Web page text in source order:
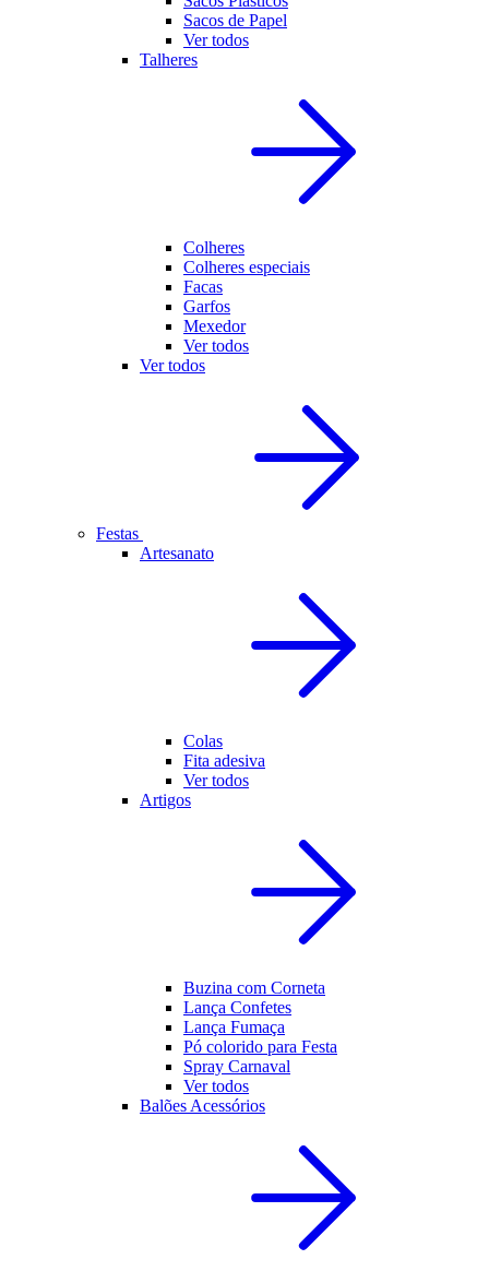
Sacos de Papel
Ver todos
Talheres
Colheres
Colheres especiais
Facas
Garfos
Mexedor
Ver todos
Ver todos
Festas
Artesanato
Colas
Fita adesiva
Ver todos
Artigos
Buzina com Corneta
Lança Confetes
Lança Fumaça
Pó colorido para Festa
Spray Carnaval
Ver todos
Balões Acessórios